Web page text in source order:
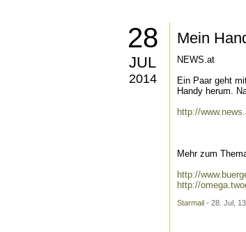
28
JUL
2014
Mein
NEWS.at
Ein Paar geht
Handy herum.
http://
Mehr zum
http://
http://
Starmail - 28. Jul,